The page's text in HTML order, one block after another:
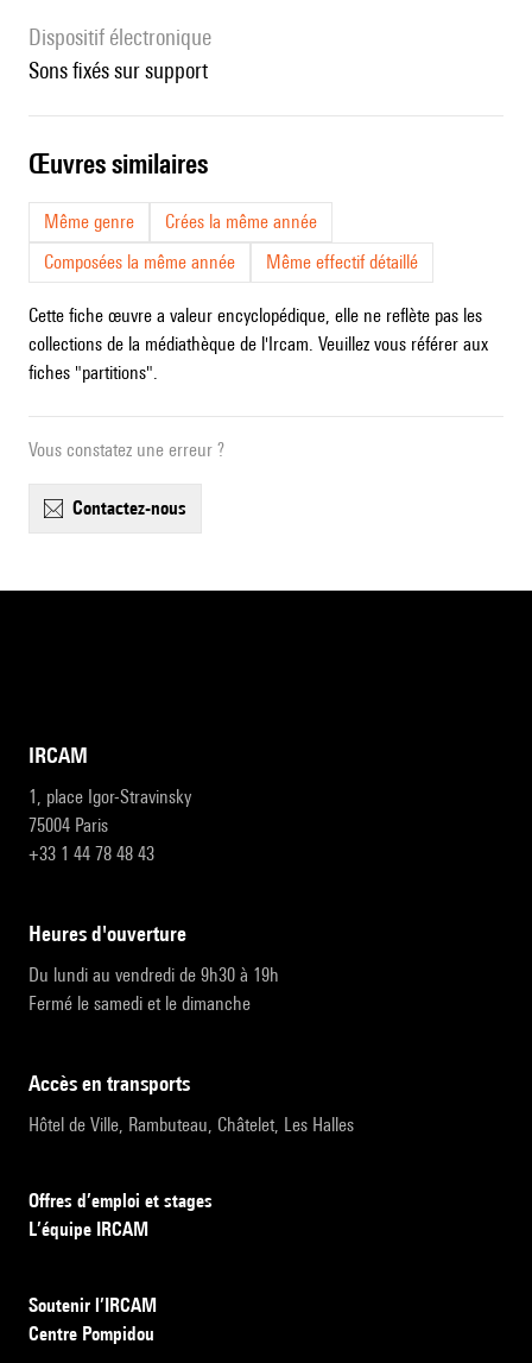
Dispositif électronique
sons fixés sur support
œuvres similaires
Même genre
Crées la même année
Composées la même année
Même effectif détaillé
Cette fiche œuvre a valeur encyclopédique, elle ne reflète pas les
collections de la médiathèque de l'Ircam. Veuillez vous référer aux
fiches "partitions".
Vous constatez une erreur ?
contactez-nous
IRCAM
1, place Igor-Stravinsky
75004 Paris
+33 1 44 78 48 43
heures d'ouverture
Du lundi au vendredi de 9h30 à 19h
Fermé le samedi et le dimanche
accès en transports
Hôtel de Ville, Rambuteau, Châtelet, Les Halles
Offres d’emploi et stages
L’équipe IRCAM
Soutenir l’IRCAM
Centre Pompidou